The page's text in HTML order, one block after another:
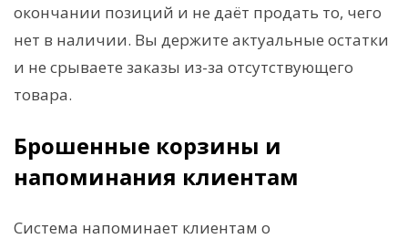
окончании позиций и не даёт продать то, чего
нет в наличии. Вы держите актуальные остатки
и не срываете заказы из-за отсутствующего
товара.
Брошенные корзины и
напоминания клиентам
Система напоминает клиентам о